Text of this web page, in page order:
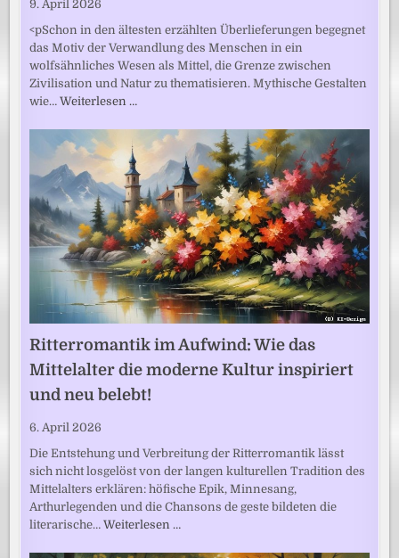
9. April 2026
<pSchon in den ältesten erzählten Überlieferungen begegnet
das Motiv der Verwandlung des Menschen in ein
wolfsähnliches Wesen als Mittel, die Grenze zwischen
Zivilisation und Natur zu thematisieren. Mythische Gestalten
wie…Weiterlesen …
Ritterromantik im Aufwind: Wie das
Mittelalter die moderne Kultur inspiriert
und neu belebt!
6. April 2026
Die Entstehung und Verbreitung der Ritterromantik lässt
sich nicht losgelöst von der langen kulturellen Tradition des
Mittelalters erklären: höfische Epik, Minnesang,
Arthurlegenden und die Chansons de geste bildeten die
literarische…Weiterlesen …